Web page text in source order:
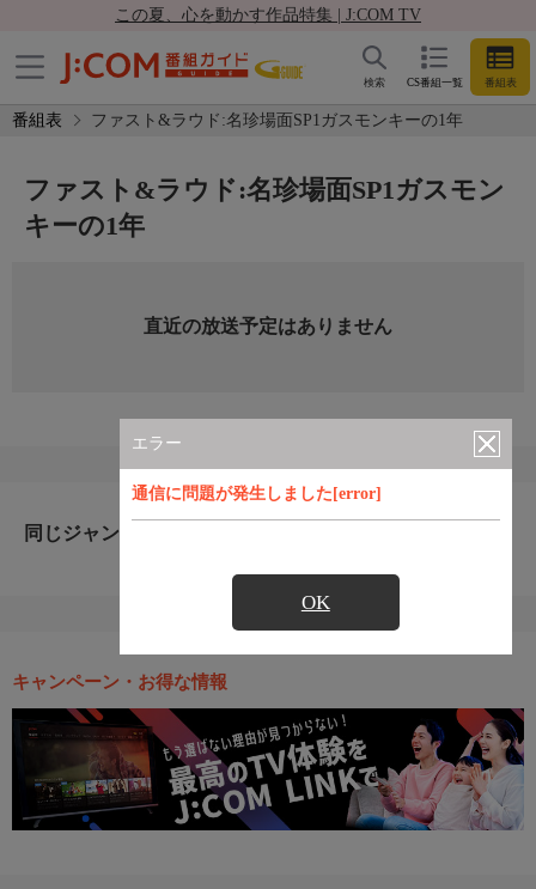
この夏、心を動かす作品特集 | J:COM TV
CS番組一覧 番組表
検索
番組表 ファスト&ラウド:名珍場面SP1ガスモンキーの1年
エラー
通信に問題が発生しました[error]
OK
ファスト&ラウド:名珍場面SP1ガスモン
キーの1年
直近の放送予定はありません
同じジャンルのおすすめ番組
キャンペーン・お得な情報